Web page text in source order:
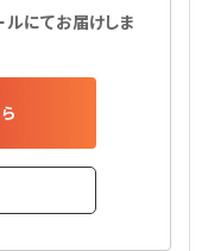
にてお届けしま